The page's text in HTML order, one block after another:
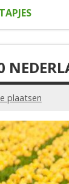
plaatsen